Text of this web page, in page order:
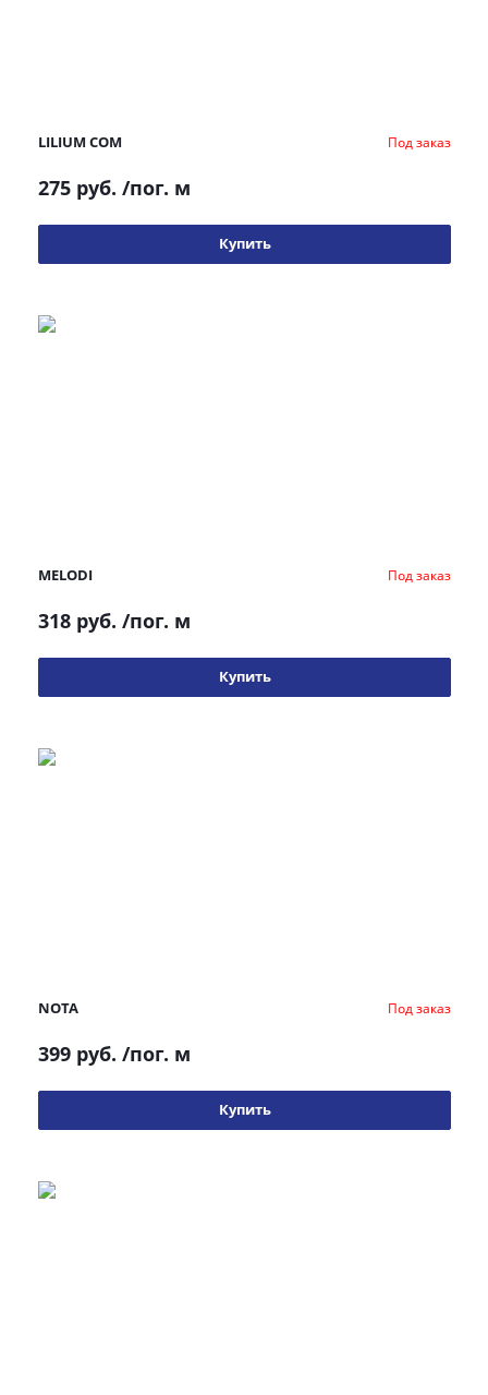
LILIUM COM Под заказ
275 руб. /пог. м
Купить
MELODI Под заказ
318 руб. /пог. м
Купить
NOTA Под заказ
399 руб. /пог. м
Купить